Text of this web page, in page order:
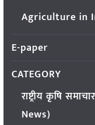
Agriculture in
E-paper
CATEGORY
राष्ट्रीय कृषि
News)